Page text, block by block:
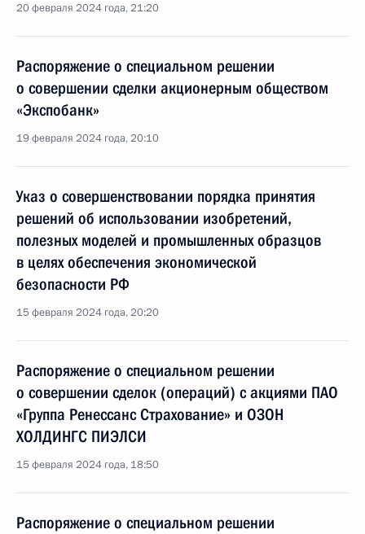
20 февраля 2024 года, 21:20
Распоряжение о специальном решении
о совершении сделки акционерным обществом
«Экспобанк»
19 февраля 2024 года, 20:10
Указ о совершенствовании порядка принятия
решений об использовании изобретений,
полезных моделей и промышленных образцов
в целях обеспечения экономической
безопасности РФ
15 февраля 2024 года, 20:20
Распоряжение о специальном решении
о совершении сделок (операций) с акциями ПАО
«Группа Ренессанс Страхование» и ОЗОН
ХОЛДИНГС ПИЭЛСИ
15 февраля 2024 года, 18:50
Распоряжение о специальном решении